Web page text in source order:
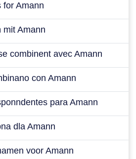
for Amann
mit Amann
combinent avec Amann
con Amann
para Amann
dla Amann
voor Amann